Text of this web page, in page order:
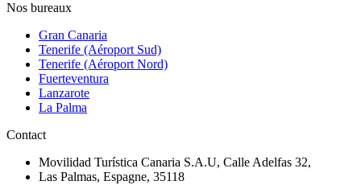
Nos bureaux
Gran Canaria
Tenerife (Aéroport Sud)
Tenerife (Aéroport Nord)
Fuerteventura
Lanzarote
La Palma
Contact
Movilidad Turística Canaria S.A.U, Calle Adelfas 32,
Las Palmas, Espagne, 35118